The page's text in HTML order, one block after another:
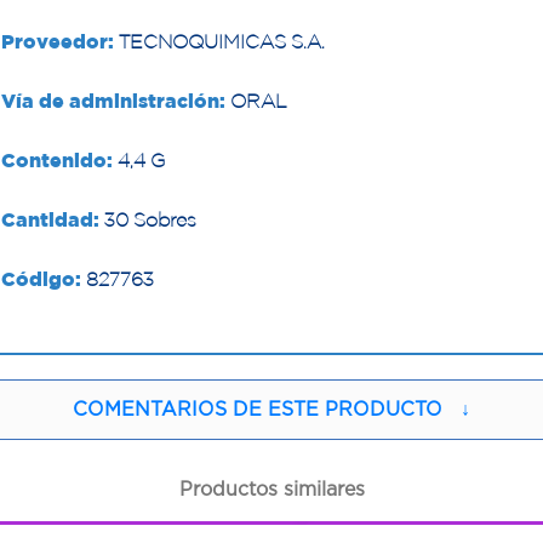
Proveedor: TECNOQUIMICAS S.A.
Vía de administración: ORAL
Contenido: 4,4 G
Cantidad: 30 Sobres
Código: 827763
COMENTARIOS DE ESTE PRODUCTO ↓
Productos similares